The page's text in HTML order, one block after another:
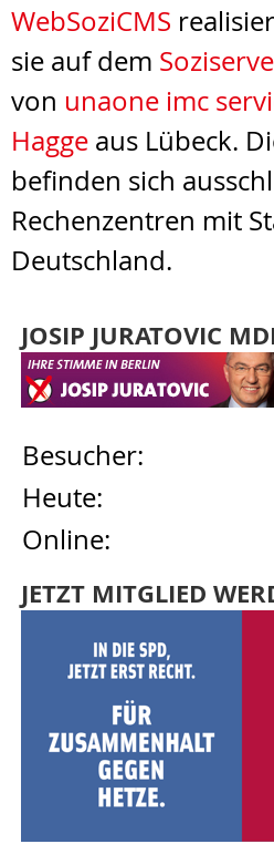
WebSoziCMS
sie auf dem
von unaone imc
Hagge aus Lübeck.
befinden sich
Rechenzentren mit
Deutschland.
JOSIP JURATOVIC
Besucher:
Heute:
Online:
JETZT MITGLIED